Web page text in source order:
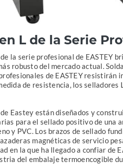
L de la Serie
la serie profesional de EASTEY
robusto del mercado actual.
de EASTEY resistirán
de resistencia, los selladores
Eastey están diseñados y
para el sellado positivo de una
y PVC. Los brazos de sellado
magnéticas de servicio
en la que ha llegado a confiar de
del embalaje termoencogible